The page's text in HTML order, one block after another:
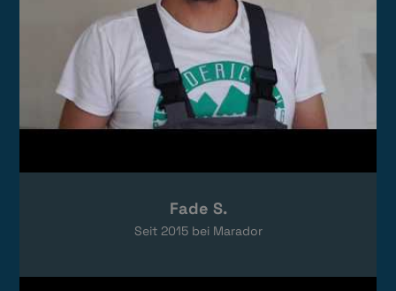
Fade S.
Seit 2015bei Marador